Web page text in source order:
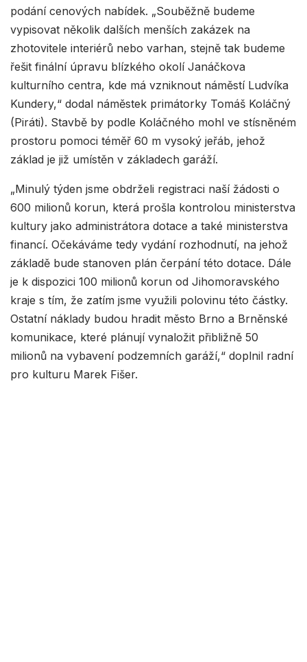
podání cenových nabídek. „Souběžně budeme
vypisovat několik dalších menších zakázek na
zhotovitele interiérů nebo varhan, stejně tak budeme
řešit finální úpravu blízkého okolí Janáčkova
kulturního centra, kde má vzniknout náměstí Ludvíka
Kundery,“ dodal náměstek primátorky Tomáš Koláčný
(Piráti). Stavbě by podle Koláčného mohl ve stísněném
prostoru pomoci téměř 60 m vysoký jeřáb, jehož
základ je již umístěn v základech garáží.
„Minulý týden jsme obdrželi registraci naší žádosti o
600 milionů korun, která prošla kontrolou ministerstva
kultury jako administrátora dotace a také ministerstva
financí. Očekáváme tedy vydání rozhodnutí, na jehož
základě bude stanoven plán čerpání této dotace. Dále
je k dispozici 100 milionů korun od Jihomoravského
kraje s tím, že zatím jsme využili polovinu této částky.
Ostatní náklady budou hradit město Brno a Brněnské
komunikace, které plánují vynaložit přibližně 50
milionů na vybavení podzemních garáží,“ doplnil radní
pro kulturu Marek Fišer.